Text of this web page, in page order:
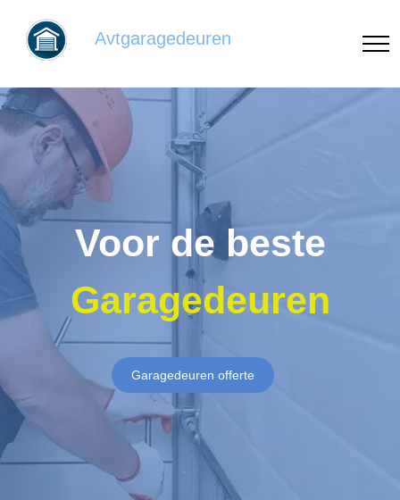
Avtgaragedeuren
Voor de beste
Garagedeuren
Garagedeuren offerte